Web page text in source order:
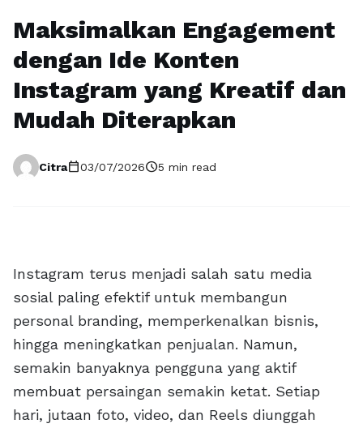
Maksimalkan Engagement
dengan Ide Konten
Instagram yang Kreatif dan
Mudah Diterapkan
Citracalendar_today03/07/2026schedule5 min read
Instagram terus menjadi salah satu media
sosial paling efektif untuk membangun
personal branding, memperkenalkan bisnis,
hingga meningkatkan penjualan. Namun,
semakin banyaknya pengguna yang aktif
membuat persaingan semakin ketat. Setiap
hari, jutaan foto, video, dan Reels diunggah